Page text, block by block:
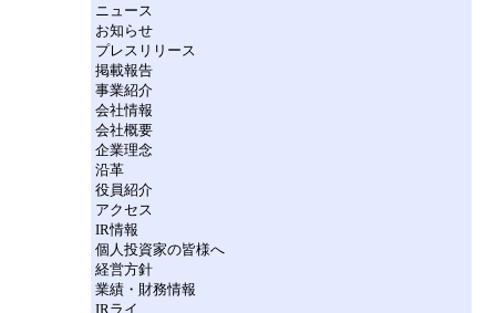
ニュース
お知らせ
プレスリリース
掲載報告
事業紹介
会社情報
会社概要
企業理念
沿革
役員紹介
アクセス
IR情報
個人投資家の皆様へ
経営方針
業績・財務情報
IRライ